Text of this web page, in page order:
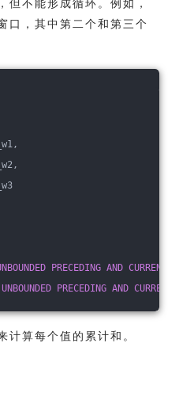
但不能形成循环。例如，
口，其中第二个和第三个
PRECEDING AND CURRENT
UNBOUNDED PRECEDING AND CURRENT
计算每个值的累计和。